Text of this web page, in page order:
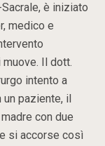
è iniziato
medico e
Il dott.
intento a
un paziente, il
con due
si accorse così